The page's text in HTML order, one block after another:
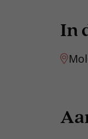
In